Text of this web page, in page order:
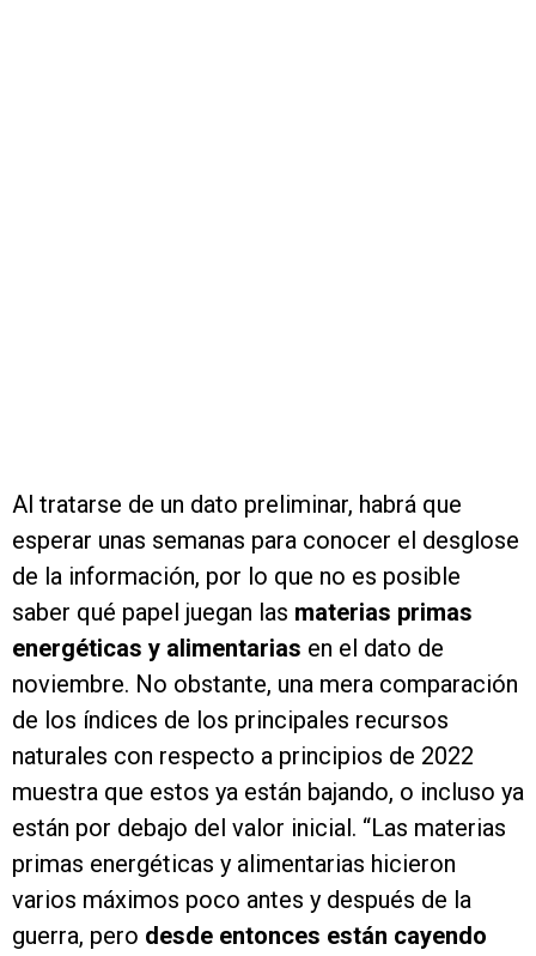
Al tratarse de un dato preliminar, habrá que
esperar unas semanas para conocer el desglose
de la información, por lo que no es posible
saber qué papel juegan las materias primas
energéticas y alimentarias en el dato de
noviembre. No obstante, una mera comparación
de los índices de los principales recursos
naturales con respecto a principios de 2022
muestra que estos ya están bajando, o incluso ya
están por debajo del valor inicial. “Las materias
primas energéticas y alimentarias hicieron
varios máximos poco antes y después de la
guerra, pero desde entonces están cayendo